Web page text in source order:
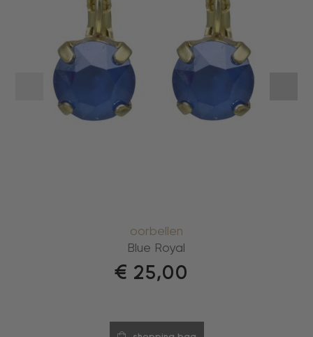
oorbellen
Blue Royal
€ 25,00